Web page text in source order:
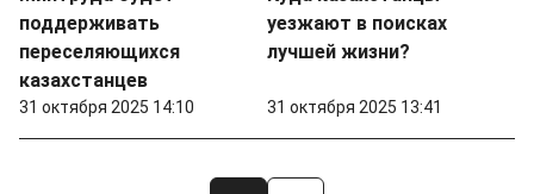
поддерживать
переселяющихся
казахстанцев
31 октября 2025 14:10
уезжают в поисках
лучшей жизни?
31 октября 2025 13:41